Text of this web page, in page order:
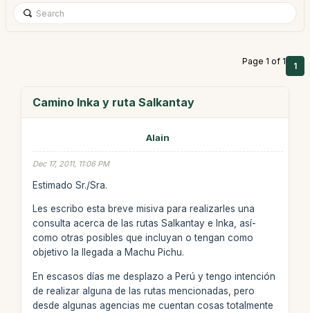
Page 1 of 1 1
Camino Inka y ruta Salkantay
Alain
Dec 17, 2011, 11:06 PM
Estimado Sr./Sra.
Les escribo esta breve misiva para realizarles una
consulta acerca de las rutas Salkantay e Inka, así­
como otras posibles que incluyan o tengan como
objetivo la llegada a Machu Pichu.
En escasos días me desplazo a Perú y tengo intención
de realizar alguna de las rutas mencionadas, pero
desde algunas agencias me cuentan cosas totalmente